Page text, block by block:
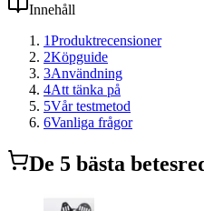
Innehåll
1Produktrecensioner
2Köpguide
3Användning
4Att tänka på
5Vår testmetod
6Vanliga frågor
De 5 bästa